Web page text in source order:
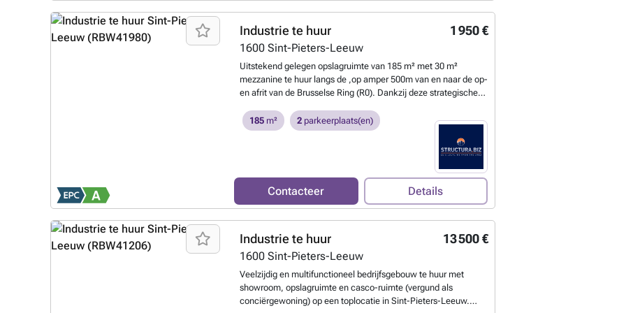
toepassingen zoals opslag, distributie of lichte productie.Meer
weten?
1 950 €
Industrie te huur
1600 Sint-Pieters-Leeuw
Uitstekend gelegen opslagruimte van 185 m² met 30 m²
mezzanine te huur langs de ,op amper 500m van en naar de op-
en afrit van de Brusselse Ring (R0). Dankzij deze strategische
belangrijke invalswegen en Brussel centrum. De opslagruimte
beschikt over een vrije hoogte van 6 meter en is toegankelijk via
een ruime sectionale poort (4M20X4M00), wat het laden en
lossen vergemakkelijkt. De ruimte is uitgerust met een
polybetonvloer met draagkracht 3T/m² en een lichtstraat.
Vooraan het gebouw is er parking voorzien voor 2-tal
(bestel)wagens. Deze opslagruimte is uitermate geschikt voor
uiteenlopende toepassingen zoals opslag, distributie of lichte
185 m² 2 parkeerplaats(en)
Contacteer Details
13 500 €
Industrie te huur
1600 Sint-Pieters-Leeuw
Veelzijdig en multifunctioneel bedrijfsgebouw te huur met
showroom, opslagruimte en casco-ruimte (vergund als
conciërgewoning) op een toplocatie in Sint-Pieters-Leeuw.